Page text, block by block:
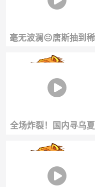
毫无波澜😐唐斯抽到
文班亚马签名球星卡，
意大家冷静😂
全场炸裂！国内寻乌
篮球联赛上演4秒半场单
超远绝杀好戏！